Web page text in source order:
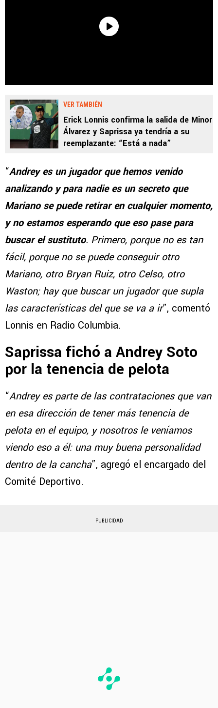
VER TAMBIÉN
Erick Lonnis confirma la salida de Minor
Álvarez y Saprissa ya tendría a su
reemplazante: “Está a nada”
“Andrey es un jugador que hemos venido
analizando y para nadie es un secreto que
Mariano se puede retirar en cualquier momento,
y no estamos esperando que eso pase para
buscar el sustituto. Primero, porque no es tan
fácil, porque no se puede conseguir otro
Mariano, otro Bryan Ruiz, otro Celso, otro
Waston; hay que buscar un jugador que supla
las características del que se va a ir”, comentó
Lonnis en Radio Columbia.
Saprissa fichó a Andrey Soto
por la tenencia de pelota
“Andrey es parte de las contrataciones que van
en esa dirección de tener más tenencia de
pelota en el equipo, y nosotros le veníamos
viendo eso a él: una muy buena personalidad
dentro de la cancha”, agregó el encargado del
Comité Deportivo.
PUBLICIDAD